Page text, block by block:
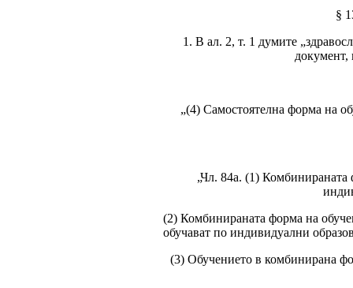
§
1. В ал. 2, т. 1 думите
документ,
„(4) Самостоятелна форма на
„Чл. 84а. (1)
(2) Комбинираната форма на
обучават по индивидуални
(3) Обучението в комбинирана